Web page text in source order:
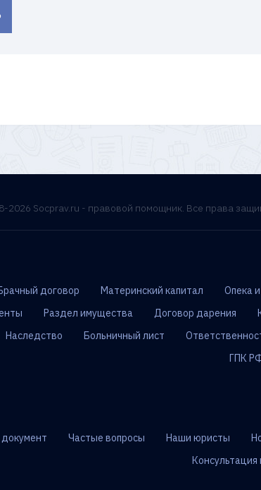
2026 Socprav.ru - правовой помощник. Все права
договор Материнский капитал Опека
Раздел имущества Договор дарения
Наследство Больничный лист
ГПК
Частые вопросы Наши юристы